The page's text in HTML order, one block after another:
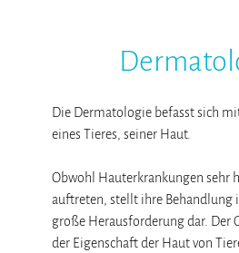
Die Dermatologie befasst sich
eines Tieres, seiner Haut.
Obwohl Hauterkrankungen sehr
auftreten, stellt ihre Behandlung
große Herausforderung dar. Der
der Eigenschaft der Haut von